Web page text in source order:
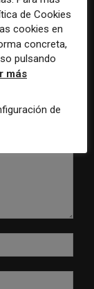
de Cookies
cookies en
concreta,
pulsando
más
de